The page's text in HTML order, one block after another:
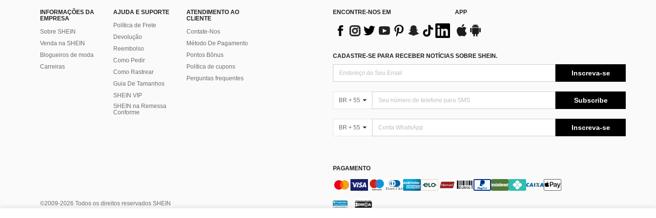
INFORMAÇÕES DA
EMPRESA
Sobre SHEIN
Venda na SHEIN
Blogueiros de moda
Carreiras
AJUDA E SUPORTE
Política de Frete
Devolução
Reembolso
Como Pedir
Como Rastrear
Guia De Tamanhos
SHEIN VIP
SHEIN na Remessa
Conforme
ATENDIMENTO AO
CLIENTE
Contate-Nos
Método De Pagamento
Pontos Bônus
Política de cupons
Perguntas frequentes
ENCONTRE-NOS EM APP
CADASTRE-SE PARA RECEBER NOTÍCIAS SOBRE SHEIN.
Inscreva-se
BR + 55 Subscribe
BR + 55 Inscreva-se
PAGAMENTO
©2009-2026 Todos os direitos reservados SHEIN